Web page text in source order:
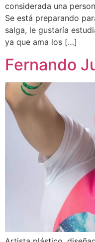
considerada una
Se está preparando
salga, le gustaría
ya que ama los […]
Fernando